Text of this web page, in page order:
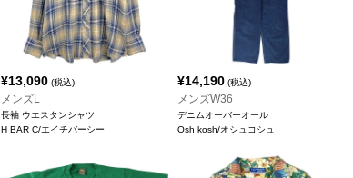
¥13,090 (税込)
メンズL
長袖 ウエスタンシャツ
H BAR C/エイチバーシー
¥14,190 (税込)
メンズW36
デニムオーバーオール
Osh kosh/オシュコシュ